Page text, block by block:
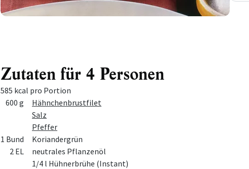
Zutaten für 4 Personen
585 kcal pro Portion
Menge Zutat
600 g
Hähnchenbrustfilet
Salz
Pfeffer
1 Bund
Koriandergrün
2 EL
neutrales Pflanzenöl
1/4 l Hühnerbrühe (Instant)